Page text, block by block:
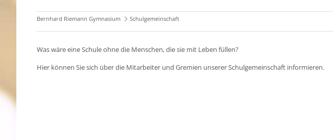
Bernhard Riemann Gymnasium Schulgemeinschaft
Was wäre eine Schule ohne die Menschen, die sie mit Leben füllen?
Hier können Sie sich über die Mitarbeiter und Gremien unserer Schulgemeinschaft informieren.